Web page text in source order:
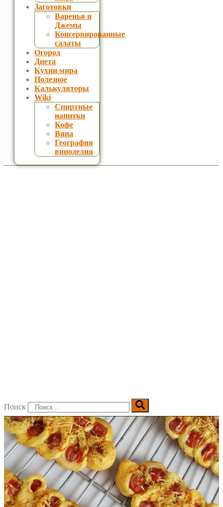
Заготовки
Варенья и
Джемы
Консервированные
салаты
Огород
Диета
Кухни мира
Полезное
Калькуляторы
Wiki
Спиртные
напитки
Кофе
Вина
География
виноделия
Поиск